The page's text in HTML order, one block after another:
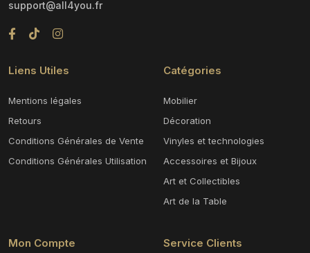
support@all4you.fr
Liens Utiles
Mentions légales
Retours
Conditions Générales de Vente
Conditions Générales Utilisation
Catégories
Mobilier
Décoration
Vinyles et technologies
Accessoires et Bijoux
Art et Collectibles
Art de la Table
Mon Compte Service Clients